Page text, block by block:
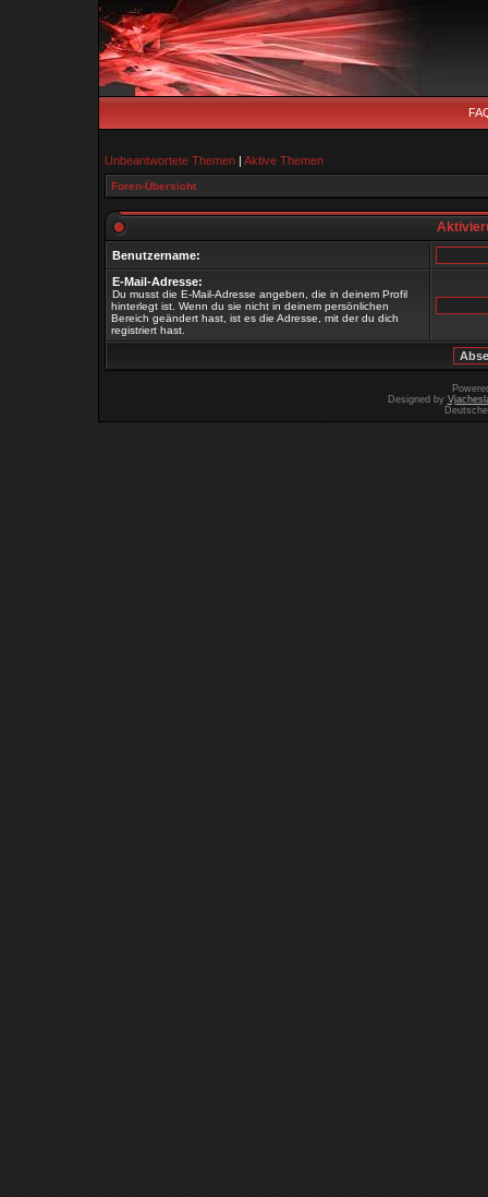
Unbeantwortete Themen | Aktive Themen
Foren-Übersicht
Benutzername:
E-Mail-Adresse:
Du musst die E-Mail-Adresse angeben, die in deinem Profil
hinterlegt ist. Wenn du sie nicht in deinem persönlichen
Bereich geändert hast, ist es die Adresse, mit der du dich
registriert hast.
Designed by